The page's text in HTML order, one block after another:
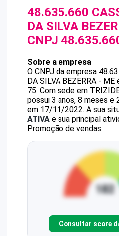
48.635.660
DA SILVA
CNPJ
Sobre a empresa
O CNPJ da empresa
DA SILVA BEZERRA - ME
75. Com sede em
possui 3 anos, 8 meses e
em 17/11/2022. A sua
ATIVA e sua principal
Promoção de vendas.
Consultar score